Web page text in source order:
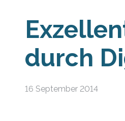
durch
16 September 2014